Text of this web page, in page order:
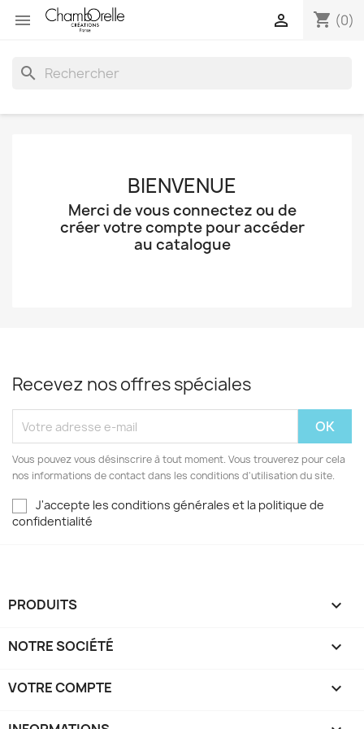
 shopping_cart (0)

search
BIENVENUE
Merci de vous connectez ou de
créer votre compte pour accéder
au catalogue
Recevez nos offres spéciales
Vous pouvez vous désinscrire à tout moment. Vous trouverez pour cela
nos informations de contact dans les conditions d'utilisation du site.
J'accepte les conditions générales et la politique de
confidentialité
PRODUITS 
NOTRE SOCIÉTÉ 
VOTRE COMPTE 